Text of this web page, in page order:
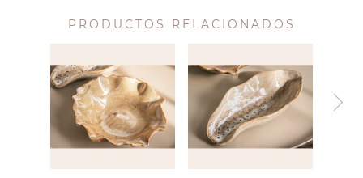
PRODUCTOS RELACIONADOS